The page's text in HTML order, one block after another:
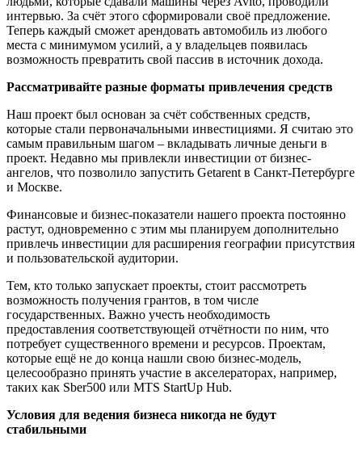
интервью. За счёт этого сформировали своё предложение.
Теперь каждый сможет арендовать автомобиль из любого
места с минимумом усилий, а у владельцев появилась
возможность превратить свой пассив в источник дохода.
Рассматривайте разные форматы привлечения средств
Наш проект был основан за счёт собственных средств,
которые стали первоначальными инвестициями. Я считаю это
самым правильным шагом – вкладывать личные деньги в
проект. Недавно мы привлекли инвестиции от бизнес-
ангелов, что позволило запустить Getarent в Санкт-Петербурге
и Москве.
Финансовые и бизнес-показатели нашего проекта постоянно
растут, одновременно с этим мы планируем дополнительно
привлечь инвестиции для расширения географии присутствия
и пользовательской аудитории.
Тем, кто только запускает проекты, стоит рассмотреть
возможность получения грантов, в том числе
государственных. Важно учесть необходимость
предоставления соответствующей отчётности по ним, что
потребует существенного времени и ресурсов. Проектам,
которые ещё не до конца нашли свою бизнес-модель,
целесообразно принять участие в акселераторах, например,
таких как Sber500 или MTS StartUp Hub.
Условия для ведения бизнеса никогда не будут
стабильными